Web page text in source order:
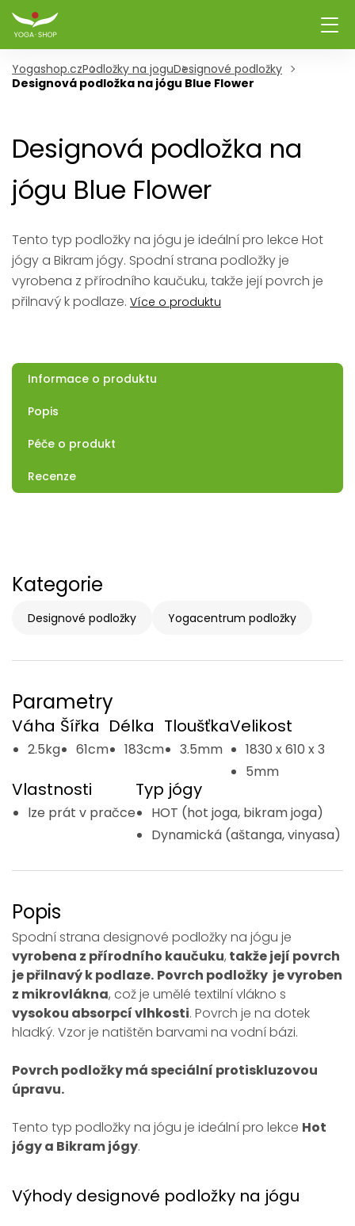
Yogashop.czPodložky na joguDesignové podložky
Designová podložka na jógu Blue Flower
Designová podložka na
jógu Blue Flower
Tento typ podložky na jógu je ideální pro lekce Hot
jógy a Bikram jógy. Spodní strana podložky je
vyrobena z přírodního kaučuku, takže její povrch je
přilnavý k podlaze. Více o produktu
Informace o produktu
Popis
Péče o produkt
Recenze
Kategorie
Designové podložky Yogacentrum podložky
Parametry
Váha
2.5kg
Šířka
61cm
Délka
183cm
Tloušťka
3.5mm
Velikost
1830 x 610 x 3
5mm
Vlastnosti
lze prát v pračce
Typ jógy
HOT (hot joga, bikram joga)
Dynamická (aštanga, vinyasa)
Popis
Spodní strana designové podložky na jógu je
vyrobena z přírodního kaučuku, takže její povrch
je přilnavý k podlaze. Povrch podložky je vyroben
z mikrovlákna, což je umělé textilní vlákno s
vysokou absorpcí vlhkosti. Povrch je na dotek
hladký. Vzor je natištěn barvami na vodní bázi.
Povrch podložky má speciální protiskluzovou
úpravu.
Tento typ podložky na jógu je ideální pro lekce Hot
jógy a Bikram jógy.
Výhody designové podložky na jógu